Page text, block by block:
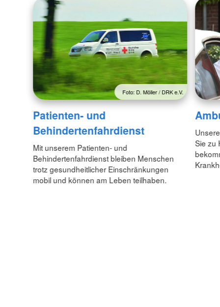
Foto: D. Möller / DRK e.V.
Patienten- und
Behindertenfahrdienst
Mit unserem Patienten- und
Behindertenfahrdienst bleiben Menschen
trotz gesundheitlicher Einschränkungen
mobil und können am Leben teilhaben.
Sie zu